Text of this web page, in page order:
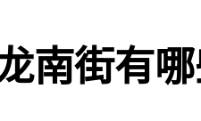
南街有